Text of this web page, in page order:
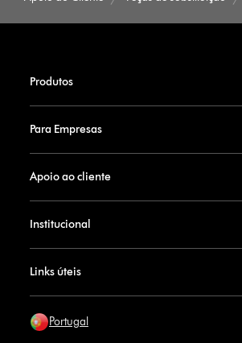
Produtos
Para Empresas
Apoio ao cliente
Institucional
Links úteis
Portugal